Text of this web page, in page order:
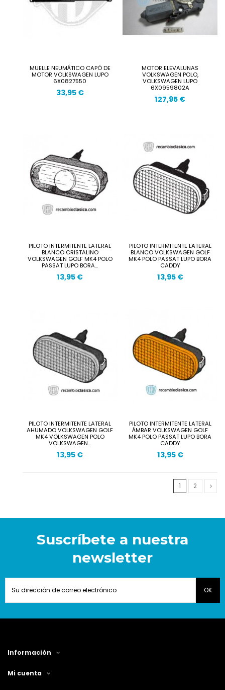
MUELLE NEUMÁTICO CAPÓ DE
MOTOR VOLKSWAGEN LUPO
6X0827550
33,95 €
MOTOR ELEVALUNAS
VOLKSWAGEN POLO,
VOLKSWAGEN LUPO
6X0959802A
127,95 €
PILOTO INTERMITENTE LATERAL
BLANCO CRISTALINO
VOLKSWAGEN GOLF MK4 POLO
PASSAT LUPO BORA...
13,95 €
PILOTO INTERMITENTE LATERAL
BLANCO VOLKSWAGEN GOLF
MK4 POLO PASSAT LUPO BORA
CADDY
13,95 €
PILOTO INTERMITENTE LATERAL
AHUMADO VOLKSWAGEN GOLF
MK4 VOLKSWAGEN POLO
VOLKSWAGEN...
13,95 €
PILOTO INTERMITENTE LATERAL
ÁMBAR VOLKSWAGEN GOLF
MK4 POLO PASSAT LUPO BORA
CADDY
13,95 €
1 2
Suscríbete a nuestra
newsletter
Información
Mi cuenta